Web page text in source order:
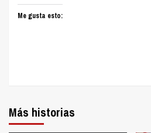
Me gusta esto:
Más historias